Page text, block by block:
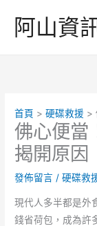
阿山資
首頁 硬碟救援
佛心便當
揭開原因
發佈留言 /硬碟救
現代人多半都是外
錢省荷包，成為許